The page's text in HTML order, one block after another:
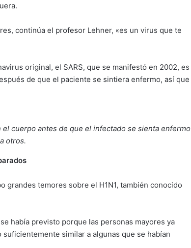
continúa el profesor Lehner, «es un virus que te
original, el SARS, que se manifestó en 2002, es
de que el paciente se sintiera enfermo, así que
cuerpo antes de que el infectado se sienta enfermo
otros.
grandes temores sobre el H1N1, también conocido
había previsto porque las personas mayores ya
similar a algunas que se habían